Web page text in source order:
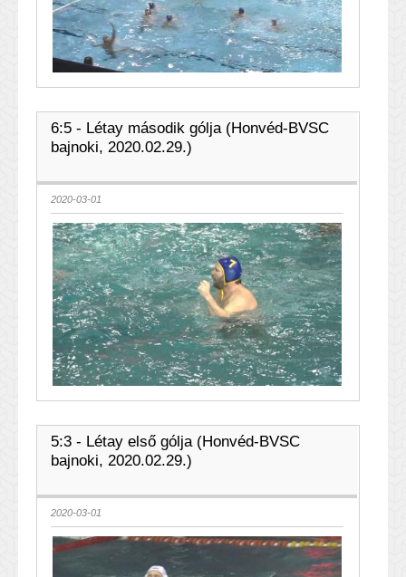
6:5 - Létay második gólja (Honvéd-BVSC
bajnoki, 2020.02.29.)
2020-03-01
5:3 - Létay első gólja (Honvéd-BVSC
bajnoki, 2020.02.29.)
2020-03-01